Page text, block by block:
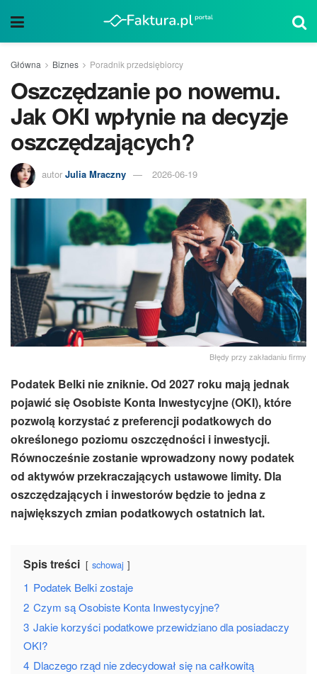
Główna Biznes Poradnik przedsiębiorcy
Oszczędzanie po nowemu.
Jak OKI wpłynie na decyzje
oszczędzających?
autor Julia Mraczny 2026-06-19
Błędy przy zakładaniu firmy
Podatek Belki nie zniknie. Od 2027 roku mają jednak
pojawić się Osobiste Konta Inwestycyjne (OKI), które
pozwolą korzystać z preferencji podatkowych do
określonego poziomu oszczędności i inwestycji.
Równocześnie zostanie wprowadzony nowy podatek
od aktywów przekraczających ustawowe limity. Dla
oszczędzających i inwestorów będzie to jedna z
największych zmian podatkowych ostatnich lat.
Spis treści schowaj
1 Podatek Belki zostaje
2 Czym są Osobiste Konta Inwestycyjne?
3 Jakie korzyści podatkowe przewidziano dla posiadaczy
OKI?
4 Dlaczego rząd nie zdecydował się na całkowitą